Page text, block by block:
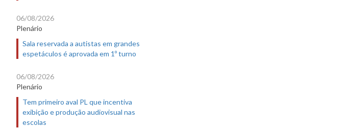
06/08/2026
Plenário
Sala reservada a autistas em grandes
espetáculos é aprovada em 1º turno
06/08/2026
Plenário
Tem primeiro aval PL que incentiva
exibição e produção audiovisual nas
escolas